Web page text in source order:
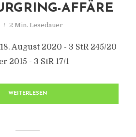
AFFÄRE
2 Min. Lesedauer
August 2020 - 3 StR 245/20
2015 - 3 StR 17/1
WEITERLESEN